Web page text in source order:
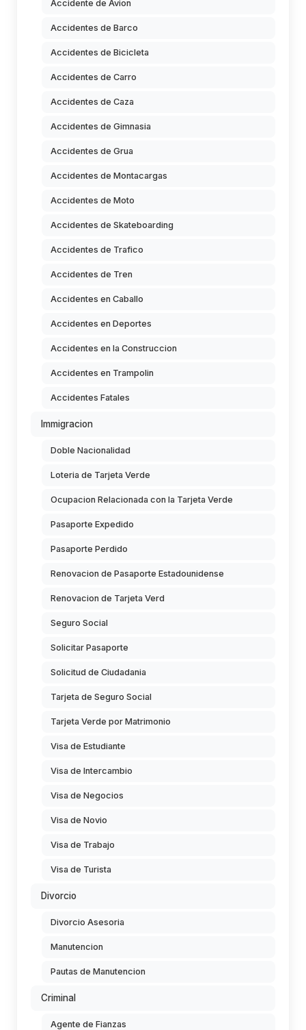
Accidente de Avion
Accidentes de Barco
Accidentes de Bicicleta
Accidentes de Carro
Accidentes de Caza
Accidentes de Gimnasia
Accidentes de Grua
Accidentes de Montacargas
Accidentes de Moto
Accidentes de Skateboarding
Accidentes de Trafico
Accidentes de Tren
Accidentes en Caballo
Accidentes en Deportes
Accidentes en la Construccion
Accidentes en Trampolin
Accidentes Fatales
Immigracion
Doble Nacionalidad
Loteria de Tarjeta Verde
Ocupacion Relacionada con la Tarjeta Verde
Pasaporte Expedido
Pasaporte Perdido
Renovacion de Pasaporte Estadounidense
Renovacion de Tarjeta Verd
Seguro Social
Solicitar Pasaporte
Solicitud de Ciudadania
Tarjeta de Seguro Social
Tarjeta Verde por Matrimonio
Visa de Estudiante
Visa de Intercambio
Visa de Negocios
Visa de Novio
Visa de Trabajo
Visa de Turista
Divorcio
Divorcio Asesoria
Manutencion
Pautas de Manutencion
Criminal
Agente de Fianzas